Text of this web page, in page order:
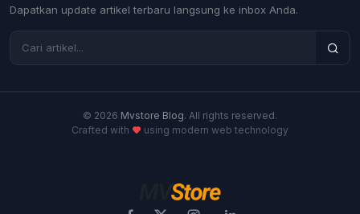
Dapatkan update artikel terbaru langsung ke inbox Anda.
© 2026 Mvstore Blog. All rights reserved.
Crafted with
using modern web technology